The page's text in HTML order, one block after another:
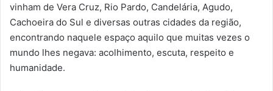
vinham de Vera Cruz, Rio Pardo, Candelária, Agudo,
Cachoeira do Sul e diversas outras cidades da região,
encontrando naquele espaço aquilo que muitas vezes o
mundo lhes negava: acolhimento, escuta, respeito e
humanidade.